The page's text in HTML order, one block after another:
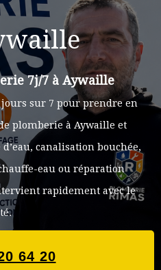
7j/7 à Aywaille
sur 7 pour prendre en
plomberie à Aywaille et
canalisation bouchée,
eau ou réparation
rapidement avec le
64 20